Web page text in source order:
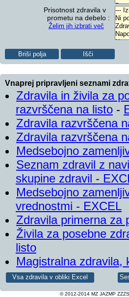
Prisotnost zdravila v
prometu na debelo :
Želim jih izbrati več
Vnaprej pripravljeni seznami
Zdravila in živila za
razvrščena na listo -
Zdravila razvrščena
Zdravila razvrščena
Medsebojno
Seznam zdravil z
skupine zdravil -
Medsebojno
vrednostmi - EXCEL
Zdravila primerna za
Živila za posebne
listo
Magistralna zdravila,
© 2012-2014 MZ JAZMP